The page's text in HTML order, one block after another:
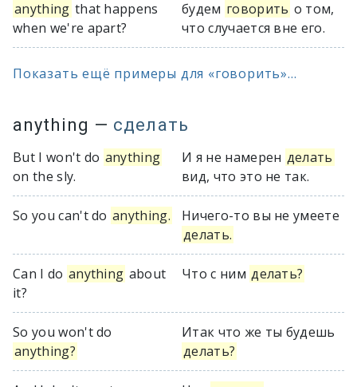
anything that happens
when we're apart?
будем говорить о том,
что случается вне его.
Показать ещё примеры для «говорить»...
anything — сделать
But I won't do anything
on the sly.
И я не намерен делать
вид, что это не так.
So you can't do anything.
Ничего-то вы не умеете
делать.
Can I do anything about
it?
Что с ним делать?
So you won't do
anything?
Итак что же ты будешь
делать?